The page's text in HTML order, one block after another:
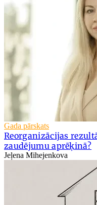
Gada pārskats
Reorganizācijas
zaudējumu aprēķinā?
Jeļena Mihejenkova